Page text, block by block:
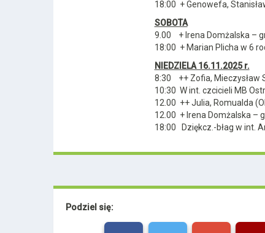
18:00 + Genowefa,
SOBOTA
9.00 + Irena Domżalska –
18:00 + Marian Plicha w 6
NIEDZIELA 16.11.2025 r.
8:30 ++ Zofia, Mieczysław
10:30 W int. czcicieli MB
12.00 ++ Julia, Romualda
12.00 + Irena Domżalska –
18:00 Dziękcz.-błag w int.
Podziel się: